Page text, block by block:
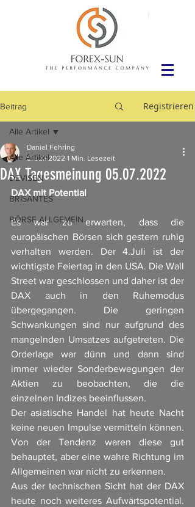
Beitrag Registrieren
Alle Artikel
DEVISEN
BRISANTES
BÖRSE ALLGEMEIN
Alle Artikel
DAX Tagesmeinung 05.07.2022
Daniel Fehring
5. Juli 2022 1 Min. Lesezeit
DAX mit Potential
Es war zu erwarten, dass die
europäischen Börsen sich gestern ruhig
verhalten werden. Der 4.Juli ist der
wichtigste Feiertag in den USA. Die Wall
Street war geschlossen und daher ist der
DAX auch in den Ruhemodus
übergegangen. Die geringen
Schwankungen sind nur aufgrund des
mangelnden Umsatzes aufgetreten. Die
Orderlage war dünn und dann sind
immer wieder Sonderbewegungen der
Aktien zu beobachten, die die
einzelnen Indizes beeinflussen.
Der asiatische Handel hat heute Nacht
keine neuen Impulse vermitteln können.
Von der Tendenz waren diese gut
behauptet, aber eine wahre Richtung im
Allgemeinen war nicht zu erkennen.
Aus der technischen Sicht hat der DAX
heute noch weiteres Aufwärtspotential.